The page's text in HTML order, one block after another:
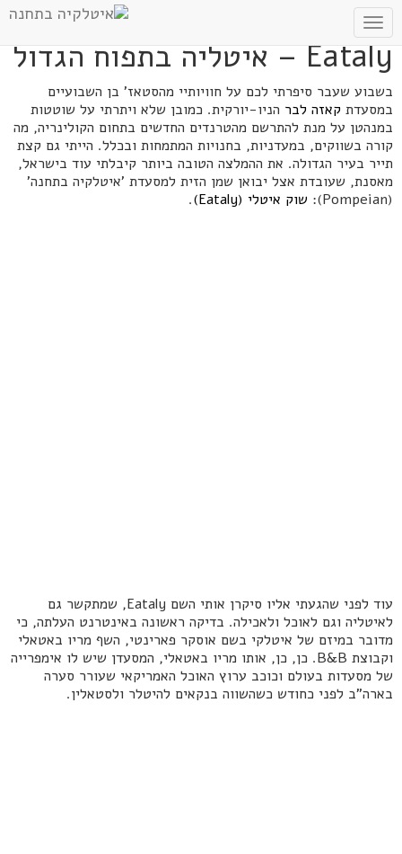
Toggle
navigation
Eataly – איטליה בתפוח הגדול
בשבוע שעבר סיפרתי לכם על חוויותיי מהסטאז' בן השבועיים
במסעדת קאזה לבר הניו-יורקית. כמובן שלא ויתרתי על שוטטות
במנהטן על מנת להתרשם מהטרנדים החדשים בתחום הקולינריה, מה
קורה בשווקים, במעדניות, בחנויות המתמחות ובכלל. הייתי גם קצת
תייר בעיר הגדולה. את ההמלצה הטובה ביותר קיבלתי עוד בישראל,
מאסנת, שעובדת אצל יבואן שמן הזית למסעדת 'איטלקיה בתחנה'
(Pompeian):
שוק איטלי (Eataly) .
עוד לפני שהגעתי אליו סיקרן אותי השם Eataly, שמתקשר גם
לאיטליה וגם לאוכל ולאכילה. בדיקה ראשונה באינטרנט העלתה, כי
מדובר במיזם של איטלקי בשם אוסקר פארינטי, השף מריו באטאלי
וקבוצת B&B. כן, כן, אותו מריו באטאלי, המסעדן שיש לו אימפרייה
של מסעדות בעולם וכוכב ערוץ האוכל האמריקאי שעורר סערה
בארה"ב לפני כחודש כשהשווה בנקאים להיטלר ולסטאלין.